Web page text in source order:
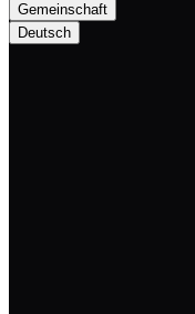
Gemeinschaft
Deutsch